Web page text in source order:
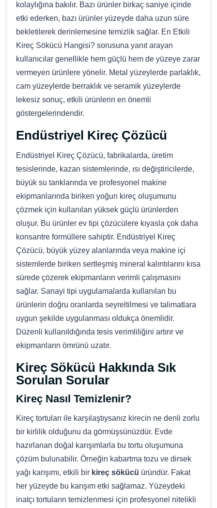
kolaylığına bakılır. Bazı ürünler birkaç saniye içinde
etki ederken, bazı ürünler yüzeyde daha uzun süre
bekletilerek derinlemesine temizlik sağlar. En Etkili
Kireç Sökücü Hangisi? sorusuna yanıt arayan
kullanıcılar genellikle hem güçlü hem de yüzeye zarar
vermeyen ürünlere yönelir. Metal yüzeylerde parlaklık,
cam yüzeylerde berraklık ve seramik yüzeylerde
lekesiz sonuç, etkili ürünlerin en önemli
göstergelerindendir.
Endüstriyel Kireç Çözücü
Endüstriyel Kireç Çözücü, fabrikalarda, üretim
tesislerinde, kazan sistemlerinde, ısı değiştiricilerde,
büyük su tanklarında ve profesyonel makine
ekipmanlarında biriken yoğun kireç oluşumunu
çözmek için kullanılan yüksek güçlü ürünlerden
oluşur. Bu ürünler ev tipi çözücülere kıyasla çok daha
konsantre formüllere sahiptir. Endüstriyel Kireç
Çözücü, büyük yüzey alanlarında veya makine içi
sistemlerde biriken sertleşmiş mineral kalıntılarını kısa
sürede çözerek ekipmanların verimli çalışmasını
sağlar. Sanayi tipi uygulamalarda kullanılan bu
ürünlerin doğru oranlarda seyreltilmesi ve talimatlara
uygun şekilde uygulanması oldukça önemlidir.
Düzenli kullanıldığında tesis verimliliğini artırır ve
ekipmanların ömrünü uzatır.
Kireç Sökücü Hakkında Sık
Sorulan Sorular
Kireç Nasıl Temizlenir?
Kireç tortuları ile karşılaştıysanız kirecin ne denli zorlu
bir kirlilik olduğunu da görmüşsünüzdür. Evde
hazırlanan doğal karışımlarla bu tortu oluşumuna
çözüm bulunabilir. Örneğin kabartma tozu ve dirsek
yağı karışımı, etkili bir kireç sökücü üründür. Fakat
her yüzeyde bu karışım etki sağlamaz. Yüzeydeki
inatçı tortuların temizlenmesi için profesyonel nitelikli